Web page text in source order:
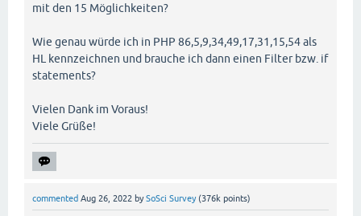
mit den 15 Möglichkeiten?
Wie genau würde ich in PHP 86,5,9,34,49,17,31,15,54 als
HL kennzeichnen und brauche ich dann einen Filter bzw. if
statements?
Vielen Dank im Voraus!
Viele Grüße!
commented Aug 26, 2022 bySoSci Survey (376k points)